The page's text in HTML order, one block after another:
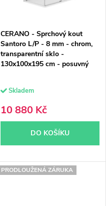
CERANO - Sprchový kout
Santoro L/P - 8 mm - chrom,
transparentní sklo -
130x100x195 cm - posuvný
Skladem
10 880 Kč
DO KOŠÍKU
PRODLOUŽENÁ ZÁRUKA